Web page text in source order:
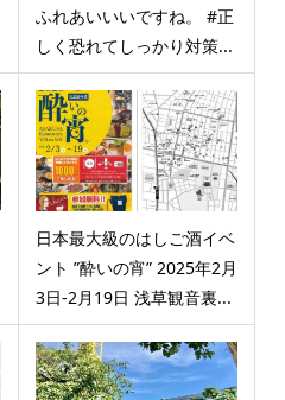
ふれあいいいですね。 #正
しく恐れてしっかり対策...
日本最大級のはしご酒イベ
ント ”酔いの宵” 2025年2月
3日-2月19日 浅草観音裏...